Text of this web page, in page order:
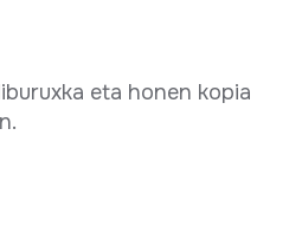
eta honen kopia